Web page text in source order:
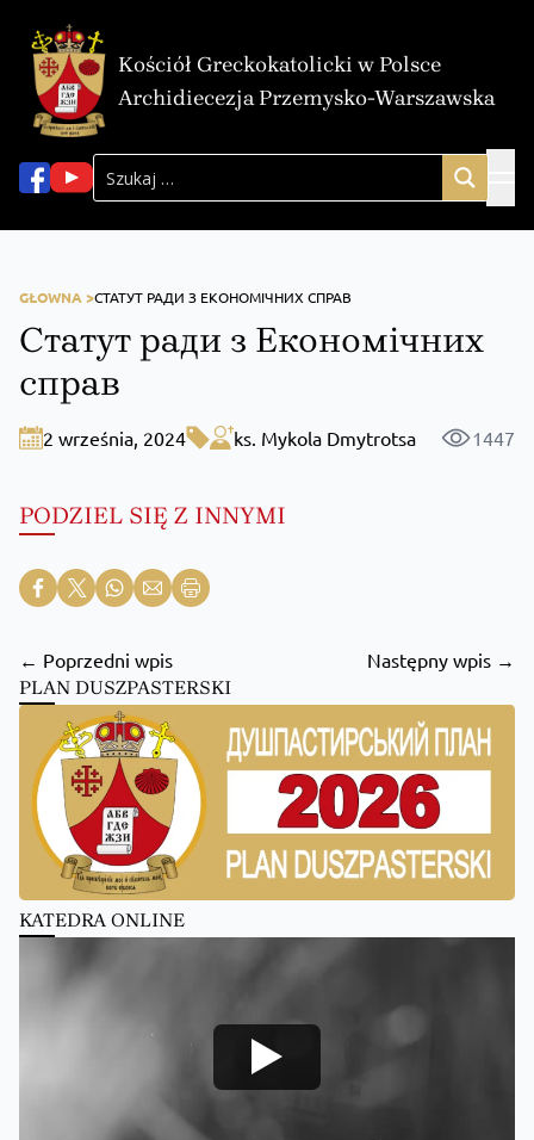
Kościół Greckokatolicki w Polsce
Archidiecezja Przemysko-Warszawska
GŁOWNA >СТАТУТ РАДИ З ЕКОНОМІЧНИХ СПРАВ
Статут ради з Економічних
справ
2 września, 2024 ks. Mykola Dmytrotsa 1447
PODZIEL SIĘ Z INNYMI
← Poprzedni wpis Następny wpis →
PLAN DUSZPASTERSKI
KATEDRA ONLINE